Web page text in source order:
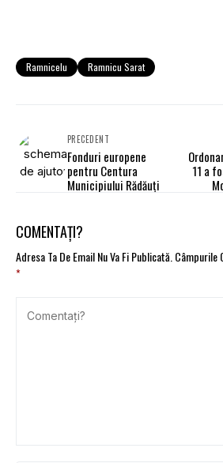
Ramnicelu Ramnicu Sarat
PRECEDENT
Fonduri europene
pentru Centura
Municipiului Rădăuţi
11 a
COMENTAȚI?
Adresa Ta De Email Nu Va Fi Publicată.Câmpurile
*